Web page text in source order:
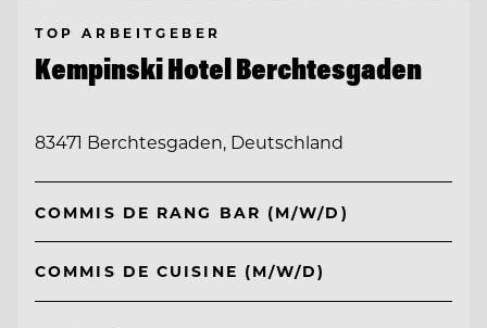
TOP ARBEITGEBER
Kempinski Hotel Berchtesgaden
83471 Berchtesgaden, Deutschland
COMMIS DE RANG BAR (M/W/D)
COMMIS DE CUISINE (M/W/D)